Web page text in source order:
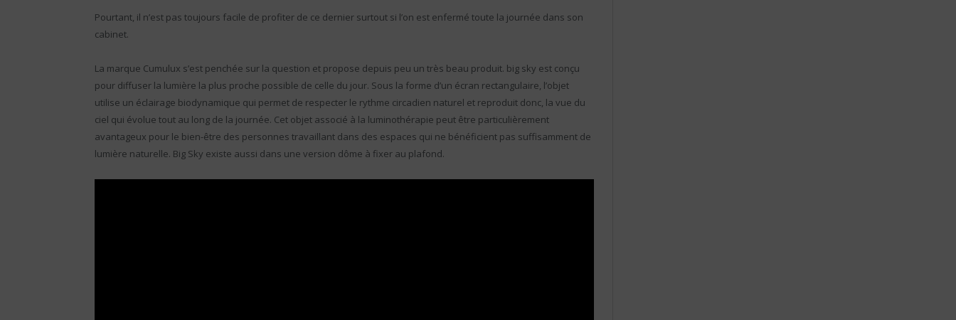
Pourtant, il n’est pas toujours facile de profiter de ce dernier surtout si l’on est enfermé toute la journée dans son
cabinet.
La marque Cumulux s’est penchée sur la question et propose depuis peu un très beau produit. big sky est conçu
pour diffuser la lumière la plus proche possible de celle du jour. Sous la forme d’un écran rectangulaire, l’objet
utilise un éclairage biodynamique qui permet de respecter le rythme circadien naturel et reproduit donc, la vue du
ciel qui évolue tout au long de la journée. Cet objet associé à la luminothérapie peut être particulièrement
avantageux pour le bien-être des personnes travaillant dans des espaces qui ne bénéficient pas suffisamment de
lumière naturelle. Big Sky existe aussi dans une version dôme à fixer au plafond.